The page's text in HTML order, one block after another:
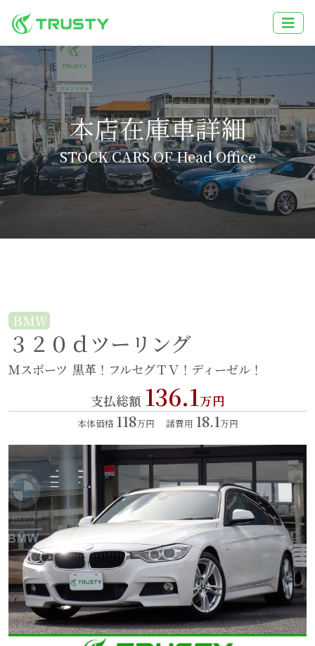
本店在庫車詳細
STOCK CARS OF Head Office
ＢＭＷ
３２０ｄツーリング
Ｍスポーツ 黒革！フルセグＴＶ！ディーゼル！
支払総額 136.1 万円
本体価格 118万円 諸費用 18.1万円